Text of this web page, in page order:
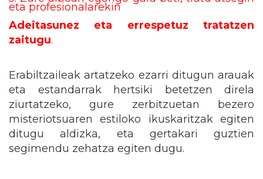
eta profesionalarekin
Adeitasunez eta errespetuz tratatzen
zaitugu.
Erabiltzaileak artatzeko ezarri ditugun arauak
eta estandarrak hertsiki betetzen direla
ziurtatzeko, gure zerbitzuetan bezero
misteriotsuaren estiloko ikuskaritzak egiten
ditugu aldizka, eta gertakari guztien
segimendu zehatza egiten dugu.